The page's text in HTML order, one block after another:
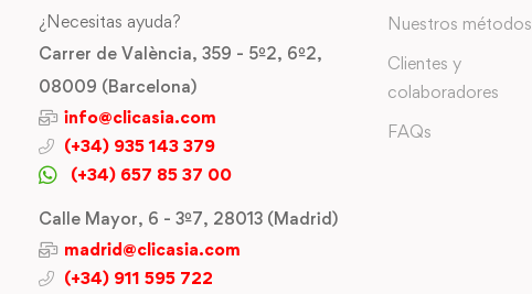
¿Necesitas ayuda?
Carrer de València, 359 - 5º2, 6º2,
08009 (Barcelona)
info@clicasia.com
(+34) 935 143 379
(+34) 657 85 37 00
Calle Mayor, 6 - 3º7, 28013 (Madrid)
madrid@clicasia.com
(+34) 911 595 722
Nuestros métodos
Clientes y
colaboradores
FAQs